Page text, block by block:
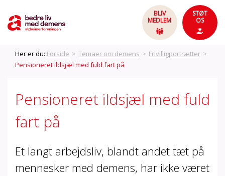
BLIV
MEDLEM
STØT
OS
Her er du: Forside > Temaer om demens > Frivilligportrætter >
Pensioneret ildsjæl med fuld fart på
Pensioneret ildsjæl med fuld
fart på
Et langt arbejdsliv, blandt andet tæt på
mennesker med demens, har ikke været